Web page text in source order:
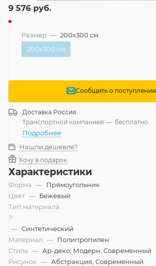
9 576 руб.
Размер — 200x300 см
200x300 см
Сообщить о поступлении
Доставка Россия
Транспортной компанией — бесплатно
Подробнее
Нашли дешевле?
Хочу в подарок
Характеристики
Форма — Прямоугольник
Цвет — Бежевый
Тип материала
?
— Синтетический
Материал — Полипропилен
Стиль — Ар-деко, Модерн, Современный
Рисунок — Абстракция, Современный